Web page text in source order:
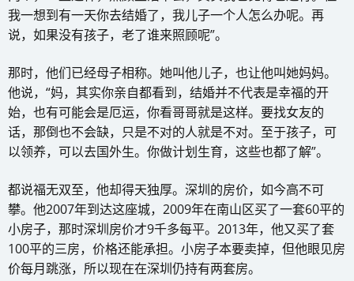
我一想到有一天你去结婚了，我儿子一个人怎么办呢。再
说，如果没有孩子，老了谁来照顾呢”。
那时，他们已经母子相称。她叫他儿子，也让他叫她妈妈。
他说，“妈，其实你亲自都看到，结婚并不代表是幸福的开
始，也有可能会是厄运，你看哥哥就是这样。要找女友的
话，那倒也不会缺，只是不对的人就是不对。至于孩子，可
以领养，可以去国外生。你做计划生育，这些也都了解”。
都说福无双至，他却得天独厚。深圳的房价，如今高不可
攀。他2007年到达这座城，2009年在南山区买了一套60平的
小房子，那时深圳房价才9千多每平。2013年，他又买了套
100平的三房，价格还能承担。小房子本要卖掉，但他眼见房
价每月跳涨，所以现在在深圳仍持有两套房。